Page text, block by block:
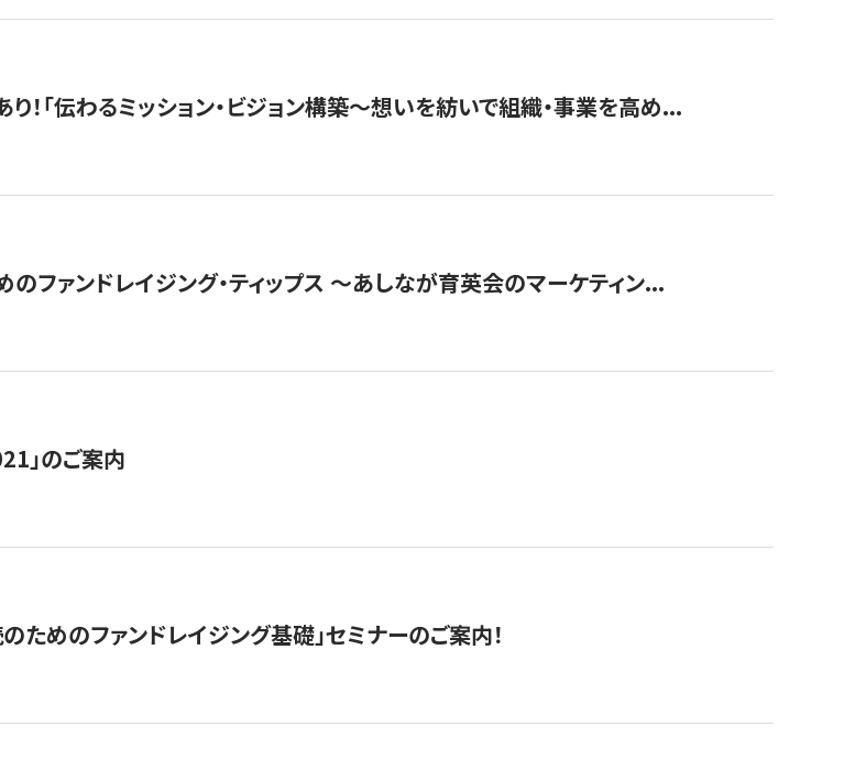
り！「伝わるミッション・ビジョン構築〜想いを紡いで組織・事業を高め...
めのファンドレイジング・ティップス 〜あしなが育英会のマーケティン...
」のご案内
のためのファンドレイジング基礎」セミナーのご案内！